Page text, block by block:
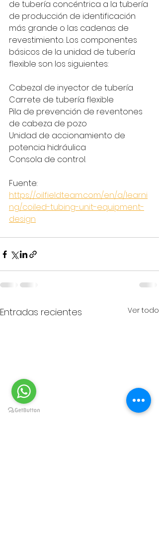
de tubería concéntrica a la tubería
de producción de identificación
más grande o las cadenas de
revestimiento. Los componentes
básicos de la unidad de tubería
flexible son los siguientes:
Cabezal de inyector de tubería
Carrete de tubería flexible
Pila de prevención de reventones
de cabeza de pozo
Unidad de accionamiento de
potencia hidráulica
Consola de control.
Fuente:
https://oilfieldteam.com/en/a/learni
ng/coiled-tubing-unit-equipment-
design
Entradas recientes Ver todo